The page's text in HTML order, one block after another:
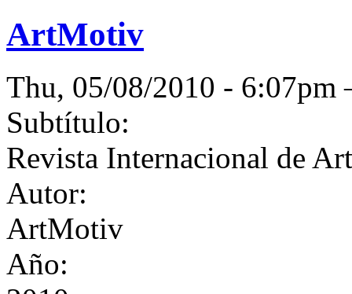
ArtMotiv
Thu, 05/08/2010 -
Subtítulo:
Revista Internacional de
Autor:
ArtMotiv
Año: